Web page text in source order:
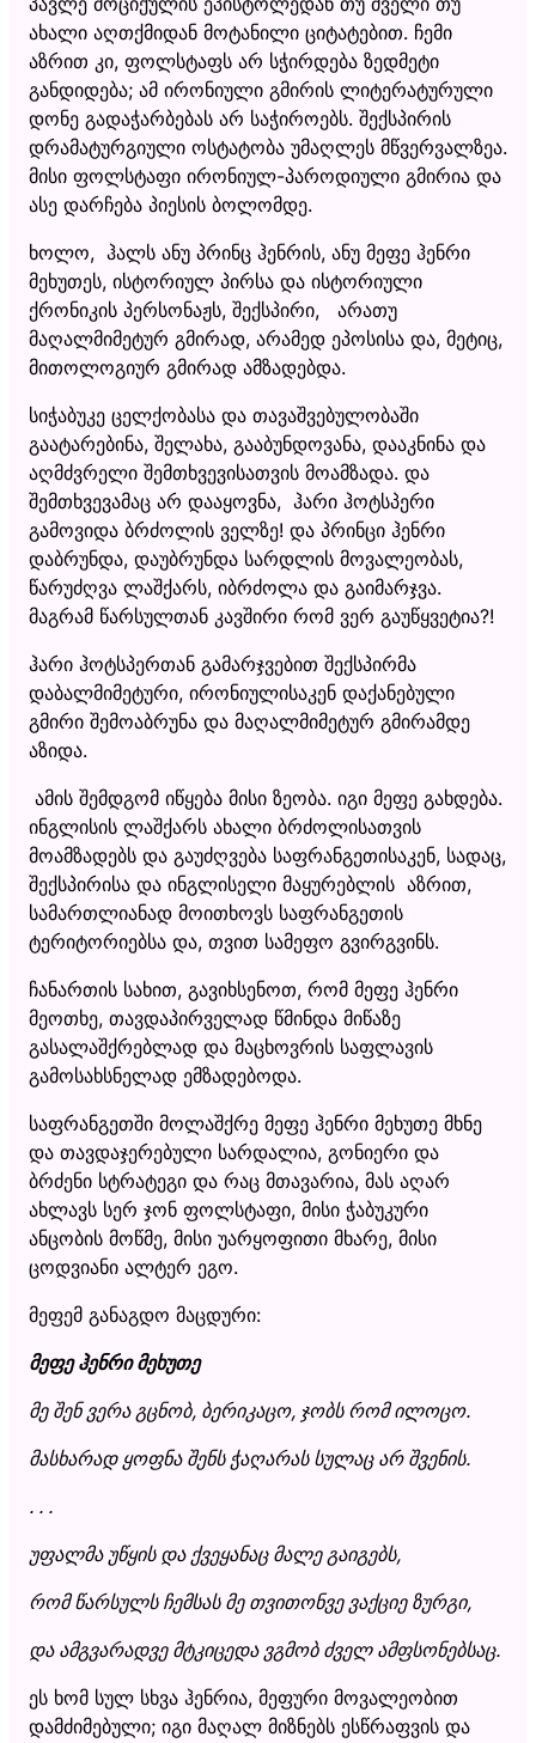
ახალი აღთქმიდან მოტანილი ციტატებით. ჩემი
აზრით კი, ფოლსტაფს არ სჭირდება ზედმეტი
განდიდება; ამ ირონიული გმირის ლიტერატურული
დონე გადაჭარბებას არ საჭიროებს. შექსპირის
დრამატურგიული ოსტატობა უმაღლეს მწვერვალზეა.
მისი ფოლსტაფი ირონიულ-პაროდიული გმირია და
ასე დარჩება პიესის ბოლომდე.
ხოლო, ჰალს ანუ პრინც ჰენრის, ანუ მეფე ჰენრი
მეხუთეს, ისტორიულ პირსა და ისტორიული
ქრონიკის პერსონაჟს, შექსპირი, არათუ
მაღალმიმეტურ გმირად, არამედ ეპოსისა და, მეტიც,
მითოლოგიურ გმირად ამზადებდა.
სიჭაბუკე ცელქობასა და თავაშვებულობაში
გაატარებინა, შელახა, გააბუნდოვანა, დააკნინა და
აღმძვრელი შემთხვევისათვის მოამზადა. და
შემთხვევამაც არ დააყოვნა, ჰარი ჰოტსპერი
გამოვიდა ბრძოლის ველზე! და პრინცი ჰენრი
დაბრუნდა, დაუბრუნდა სარდლის მოვალეობას,
წარუძღვა ლაშქარს, იბრძოლა და გაიმარჯვა.
მაგრამ წარსულთან კავშირი რომ ვერ გაუწყვეტია?!
ჰარი ჰოტსპერთან გამარჯვებით შექსპირმა
დაბალმიმეტური, ირონიულისაკენ დაქანებული
გმირი შემოაბრუნა და მაღალმიმეტურ გმირამდე
აზიდა.
ამის შემდგომ იწყება მისი ზეობა. იგი მეფე გახდება.
ინგლისის ლაშქარს ახალი ბრძოლისათვის
მოამზადებს და გაუძღვება საფრანგეთისაკენ, სადაც,
შექსპირისა და ინგლისელი მაყურებლის აზრით,
სამართლიანად მოითხოვს საფრანგეთის
ტერიტორიებსა და, თვით სამეფო გვირგვინს.
ჩანართის სახით, გავიხსენოთ, რომ მეფე ჰენრი
მეოთხე, თავდაპირველად წმინდა მიწაზე
გასალაშქრებლად და მაცხოვრის საფლავის
გამოსახსნელად ემზადებოდა.
საფრანგეთში მოლაშქრე მეფე ჰენრი მეხუთე მხნე
და თავდაჯერებული სარდალია, გონიერი და
ბრძენი სტრატეგი და რაც მთავარია, მას აღარ
ახლავს სერ ჯონ ფოლსტაფი, მისი ჭაბუკური
ანცობის მოწმე, მისი უარყოფითი მხარე, მისი
ცოდვიანი ალტერ ეგო.
მეფემ განაგდო მაცდური:
მეფე ჰენრი მეხუთე
მე შენ ვერა გცნობ, ბერიკაცო, ჯობს რომ ილოცო.
მასხარად ყოფნა შენს ჭაღარას სულაც არ შვენის.
. . .
უფალმა უწყის და ქვეყანაც მალე გაიგებს,
რომ წარსულს ჩემსას მე თვითონვე ვაქციე ზურგი,
და ამგვარადვე მტკიცედა ვგმობ ძველ ამფსონებსაც.
ეს ხომ სულ სხვა ჰენრია, მეფური მოვალეობით
დამძიმებული; იგი მაღალ მიზნებს ესწრაფვის და